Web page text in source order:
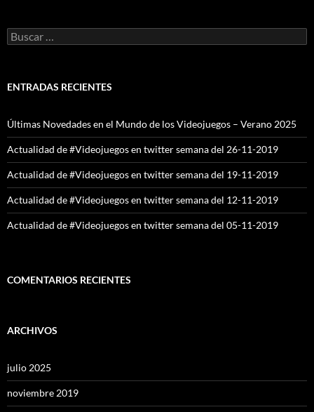
Buscar:
ENTRADAS RECIENTES
Últimas Novedades en el Mundo de los Videojuegos – Verano 2025
Actualidad de #Videojuegos en twitter semana del 26-11-2019
Actualidad de #Videojuegos en twitter semana del 19-11-2019
Actualidad de #Videojuegos en twitter semana del 12-11-2019
Actualidad de #Videojuegos en twitter semana del 05-11-2019
COMENTARIOS RECIENTES
ARCHIVOS
julio 2025
noviembre 2019